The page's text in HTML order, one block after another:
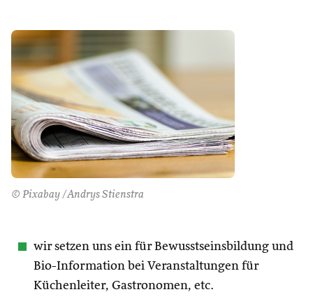
© Pixabay /Andrys Stienstra
wir setzen uns ein für Bewusstseinsbildung und
Bio-Information bei Veranstaltungen für
Küchenleiter, Gastronomen, etc.